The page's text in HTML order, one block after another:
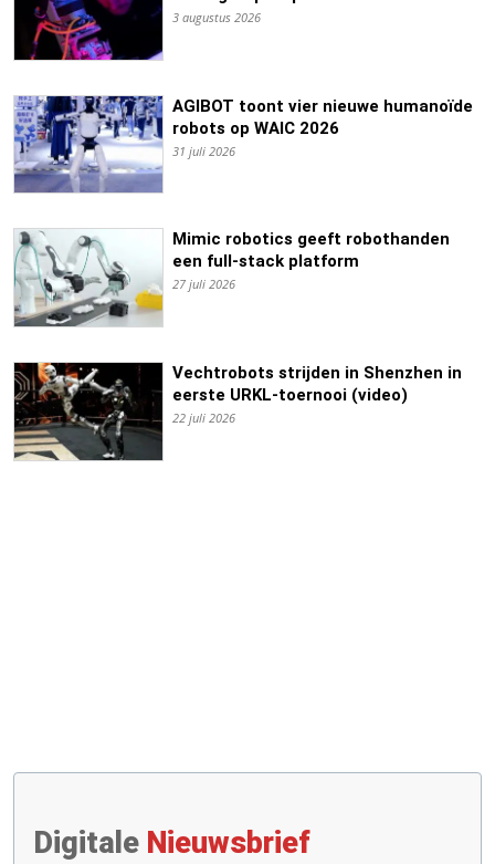
3 augustus 2026
AGIBOT toont vier nieuwe humanoïde
robots op WAIC 2026
31 juli 2026
Mimic robotics geeft robothanden
een full-stack platform
27 juli 2026
Vechtrobots strijden in Shenzhen in
eerste URKL-toernooi (video)
22 juli 2026
Digitale Nieuwsbrief